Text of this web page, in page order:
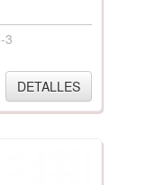
3
DETALLES